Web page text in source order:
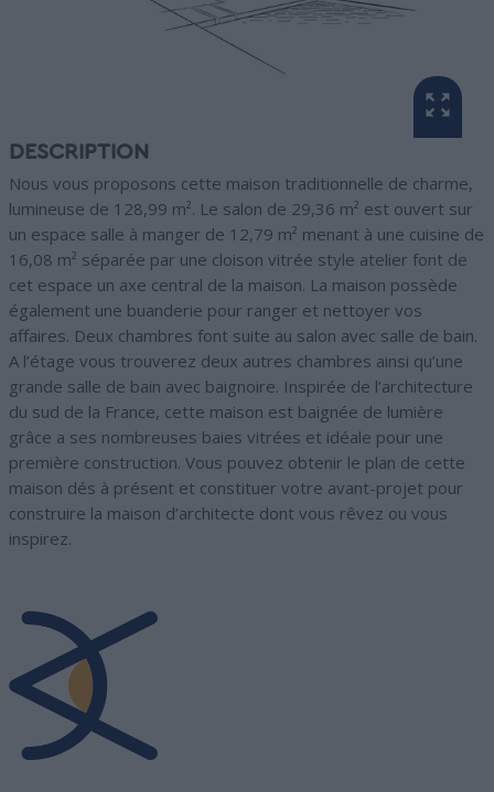
DESCRIPTION
Nous vous proposons cette maison traditionnelle de charme,
lumineuse de 128,99 m². Le salon de 29,36 m² est ouvert sur
un espace salle à manger de 12,79 m² menant à une cuisine de
16,08 m² séparée par une cloison vitrée style atelier font de
cet espace un axe central de la maison. La maison possède
également une buanderie pour ranger et nettoyer vos
affaires. Deux chambres font suite au salon avec salle de bain.
A l’étage vous trouverez deux autres chambres ainsi qu’une
grande salle de bain avec baignoire. Inspirée de l’architecture
du sud de la France, cette maison est baignée de lumière
grâce a ses nombreuses baies vitrées et idéale pour une
première construction. Vous pouvez obtenir le plan de cette
maison dés à présent et constituer votre avant-projet pour
construire la maison d’architecte dont vous rêvez ou vous
inspirez.